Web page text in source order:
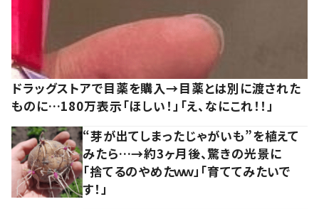
ドラッグストアで目薬を購入→目薬とは別に渡された
ものに…180万表示「ほしい！」「え、なにこれ！！」
“芽が出てしまったじゃがいも”を植えて
みたら…→約3ヶ月後、驚きの光景に
「捨てるのやめたｗｗ」「育ててみたいで
す！」